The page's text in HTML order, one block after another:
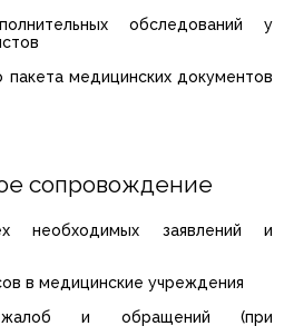
обследований у
пакета медицинских документов
сопровождение
необходимых заявлений и
в медицинские учреждения
и обращений (при